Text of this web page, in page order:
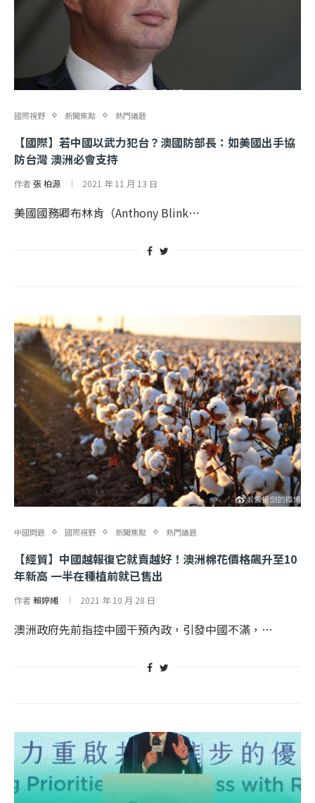
國際視野 新聞焦點 熱門議題
【國際】若中國以武力犯台？澳國防部長：如美國出手協
防台灣 澳洲必會支持
作者張 柏源 2021 年 11 月 13 日
美國國務卿布林肯（Anthony Blink…
中國問題 國際視野 新聞焦點 熱門議題
【經貿】中國越報復它就賣越好！澳洲棉花價格飆升至10
年新高 一半在種植前就已售出
作者賴婷緗 2021 年 10 月 28 日
澳洲政府先前指控中國干預內政，引發中國不滿，…